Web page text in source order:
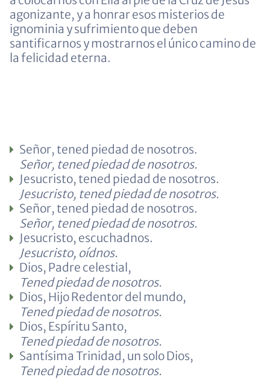
agonizante, y a honrar esos misterios de
ignominia y sufrimiento que deben
santificarnos y mostrarnos el único camino de
la felicidad eterna.
Señor, tened piedad de nosotros.
Señor, tened piedad de nosotros.
Jesucristo, tened piedad de nosotros.
Jesucristo, tened piedad de nosotros.
Señor, tened piedad de nosotros.
Señor, tened piedad de nosotros.
Jesucristo, escuchadnos.
Jesucristo, oídnos.
Dios, Padre celestial,
Tened piedad de nosotros.
Dios, Hijo Redentor del mundo,
Tened piedad de nosotros.
Dios, Espíritu Santo,
Tened piedad de nosotros.
Santísima Trinidad, un solo Dios,
Tened piedad de nosotros.